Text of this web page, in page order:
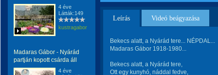
4 éve
Látták:149
kustragabor
Madaras Gábor - Nyárád
partján kopott csárda áll
4 éve
Leírás Videó beágyazása
Bekecs alatt, a Nyárád tere... NÉPDAL...
Madaras Gábor 1918-1980...
Bekecs alatt, a Nyárád tere,
Ott egy kunyhó, náddal fedve,